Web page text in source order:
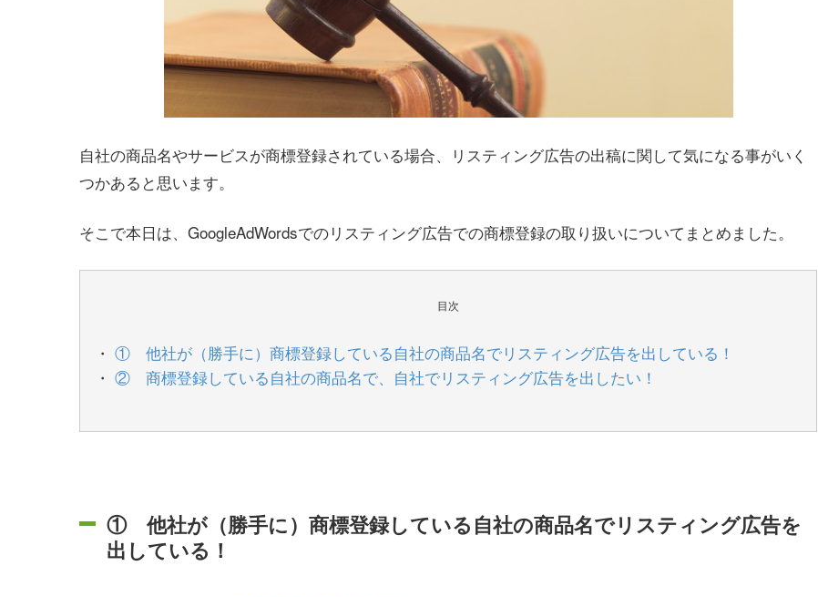
自社の商品名やサービスが商標登録されている場合、リスティング広告の出稿に関して気になる事がいく
つかあると思います。
そこで本日は、GoogleAdWordsでのリスティング広告での商標登録の取り扱いについてまとめました。
目次
① 他社が（勝手に）商標登録している自社の商品名でリスティング広告を出している！
② 商標登録している自社の商品名で、自社でリスティング広告を出したい！
① 他社が（勝手に）商標登録している自社の商品名でリスティング広告を
出している！